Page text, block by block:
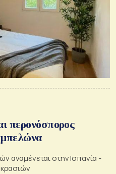
περονόσπορος
αναμένεται στην Ισπανία -